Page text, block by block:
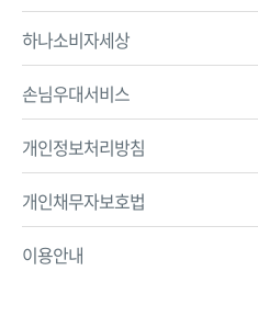
하나소비자세상
손님우대서비스
개인정보처리방침
개인채무자보호법
이용안내